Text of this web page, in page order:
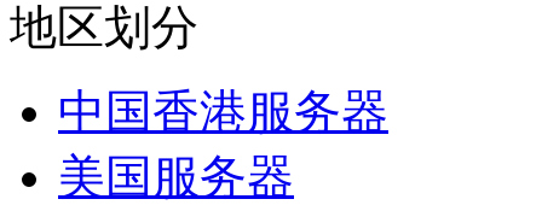
地区划分
中国香港服务器
美国服务器